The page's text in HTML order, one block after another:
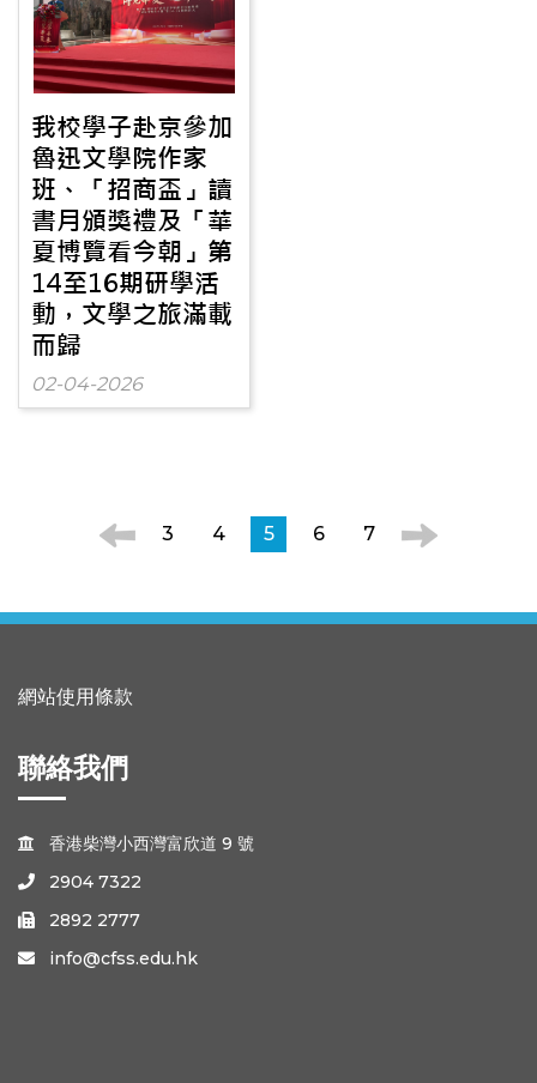
我校學子赴京參加
魯迅文學院作家
班、「招商盃」讀
書月頒獎禮及「華
夏博覽看今朝」第
14至16期研學活
動，文學之旅滿載
而歸
02-04-2026
3 4 5 6 7
網站使用條款
聯絡我們
 香港柴灣小西灣富欣道 9 號
 2904 7322
 2892 2777
 info@cfss.edu.hk